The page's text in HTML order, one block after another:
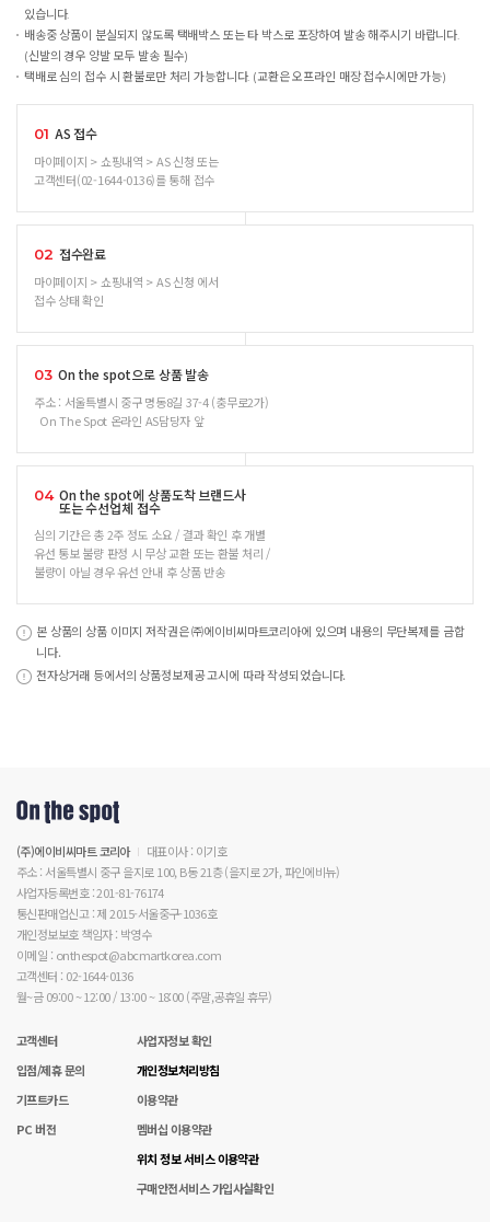
있습니다.
배송중 상품이 분실되지 않도록 택배박스 또는 타 박스로 포장하여 발송 해주시기 바랍니다.
(신발의 경우 양발 모두 발송 필수)
택배로 심의 접수 시 환불로만 처리 가능합니다. (교환은 오프라인 매장 접수시에만 가능)
01 AS 접수
마이페이지 > 쇼핑내역 > AS 신청 또는
고객센터(02-1644-0136)를 통해 접수
02 접수완료
마이페이지 > 쇼핑내역 > AS 신청 에서
접수 상태 확인
03 On the spot으로 상품 발송
주소 : 서울특별시 중구 명동8길 37-4 (충무로2가)
On The Spot 온라인 AS담당자 앞
04 On the spot에 상품도착 브랜드사
또는 수선업체 접수
심의 기간은 총 2주 정도 소요 / 결과 확인 후 개별
유선 통보 불량 판정 시 무상 교환 또는 환불 처리 /
불량이 아닐 경우 유선 안내 후 상품 반송
본 상품의 상품 이미지 저작권은 ㈜에이비씨마트코리아에 있으며 내용의 무단복제를 금합
니다.
전자상거래 등에서의 상품정보제공 고시에 따라 작성되었습니다.
(주)에이비씨마트 코리아
대표이사 : 이기호
주소 : 서울특별시 중구 을지로 100, B동 21층 (을지로 2가, 파인에비뉴)
사업자등록번호 : 201-81-76174
통신판매업신고 : 제 2015-서울중구-1036호
개인정보보호 책임자 : 박영수
이메일 : onthespot@abcmartkorea.com
고객센터 : 02-1644-0136
월~금 09:00 ~ 12:00 / 13:00 ~ 18:00 (주말,공휴일 휴무)
고객센터
입점/제휴 문의
기프트카드
PC 버전
사업자정보 확인
개인정보처리방침
이용약관
멤버십 이용약관
위치 정보 서비스 이용약관
구매안전서비스 가입사실확인